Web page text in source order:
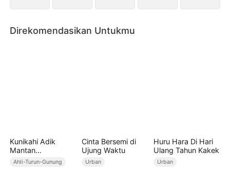
Direkomendasikan Untukmu
Kunikahi Adik
Mantan
Tunanganku
Ahli-Turun-Gunung
Cinta Bersemi di
Ujung Waktu
Urban
Huru Hara Di Hari
Ulang Tahun Kakek
Urban